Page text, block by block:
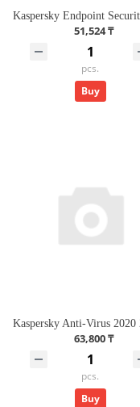
51,524 ₸
pcs.
Buy
63,800 ₸
pcs.
Buy